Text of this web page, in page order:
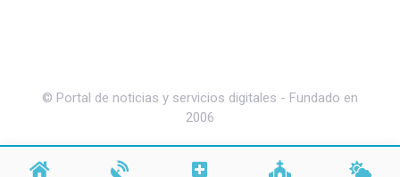
© Portal de noticias y servicios digitales - Fundado en
2006